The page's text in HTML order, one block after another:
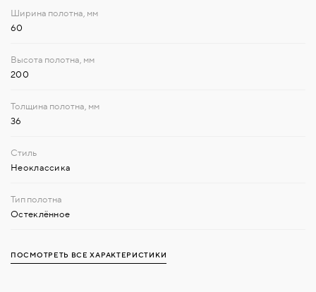
60
200
36
Неоклассика
Остеклённое
ПОСМОТРЕТЬ ВСЕ ХАРАКТЕРИСТИКИ